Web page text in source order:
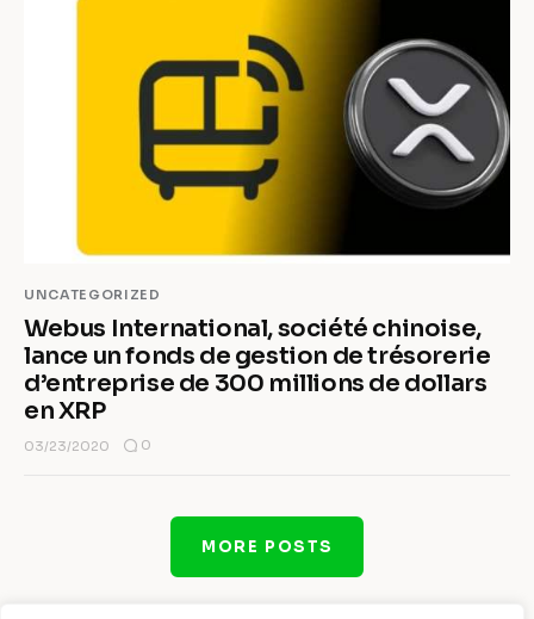
UNCATEGORIZED
Webus International, société chinoise,
lance un fonds de gestion de trésorerie
d’entreprise de 300 millions de dollars
en XRP
03/23/2020 0
MORE POSTS